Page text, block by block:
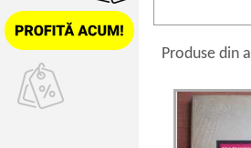
Produse din